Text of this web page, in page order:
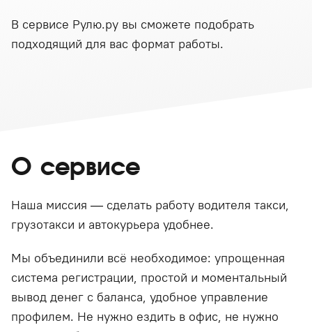
В сервисе Рулю.ру вы сможете подобрать
подходящий для вас формат работы.
О сервисе
Наша миссия — сделать работу водителя такси,
грузотакси и автокурьера удобнее.
Мы объединили всё необходимое: упрощенная
система регистрации, простой и моментальный
вывод денег с баланса, удобное управление
профилем. Не нужно ездить в офис, не нужно